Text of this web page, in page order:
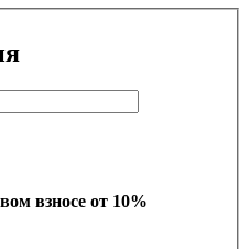
взносе от 10%